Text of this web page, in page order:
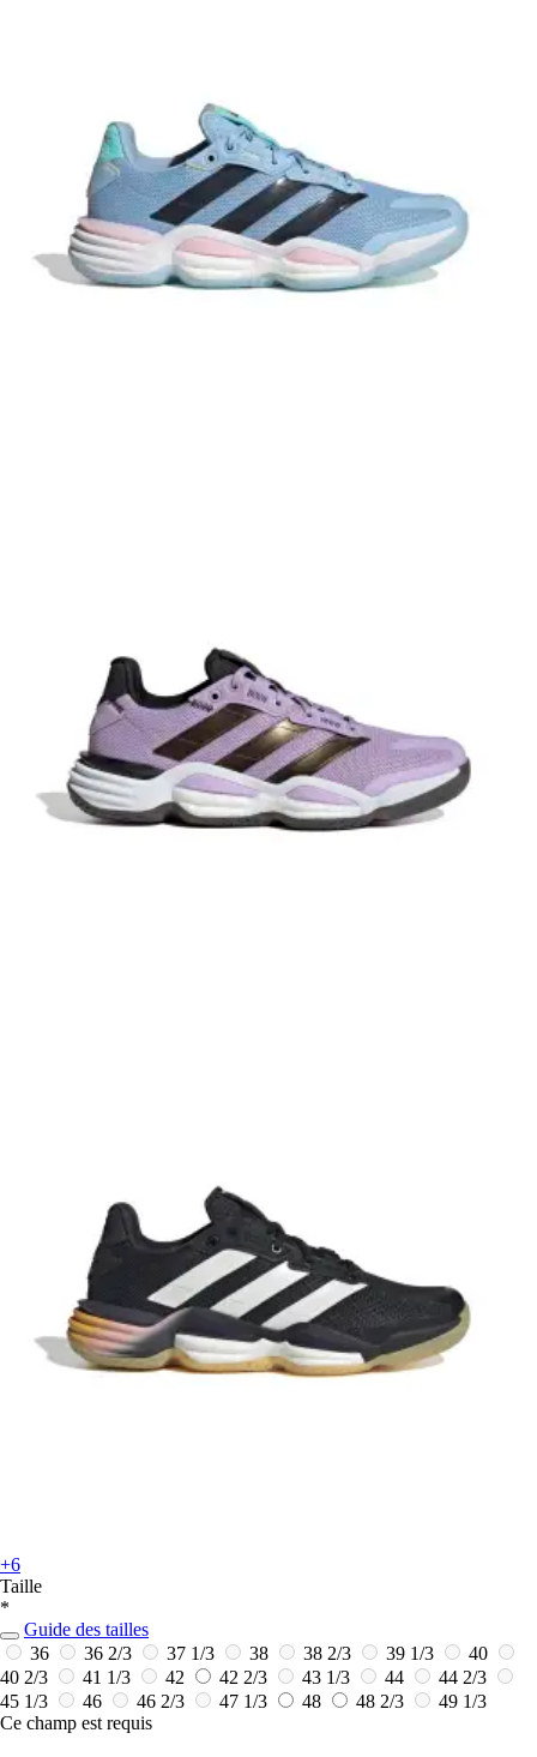
+6
Taille
*
Guide des tailles
36
36 2/3 37 1/3 38 38 2/3 39 1/3
40
40 2/3
41 1/3 42 42 2/3 43 1/3 44
44 2/3
45 1/3
46 46 2/3 47 1/3 48 48 2/3
49 1/3
Ce champ est requis